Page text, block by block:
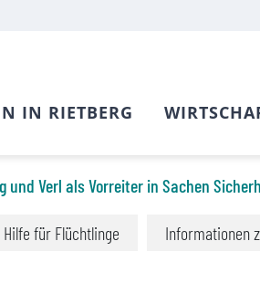
und Verl als Vorreiter in Sachen
Hilfe für Flüchtlinge Informationen
IN RIETBERG